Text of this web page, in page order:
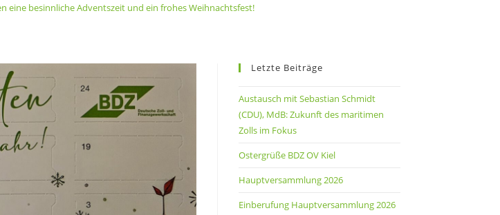
eine besinnliche Adventszeit und ein frohes Weihnachtsfest!
Letzte Beiträge
Austausch mit Sebastian Schmidt
(CDU), MdB: Zukunft des maritimen
Zolls im Fokus
Ostergrüße BDZ OV Kiel
Hauptversammlung 2026
Einberufung Hauptversammlung 2026